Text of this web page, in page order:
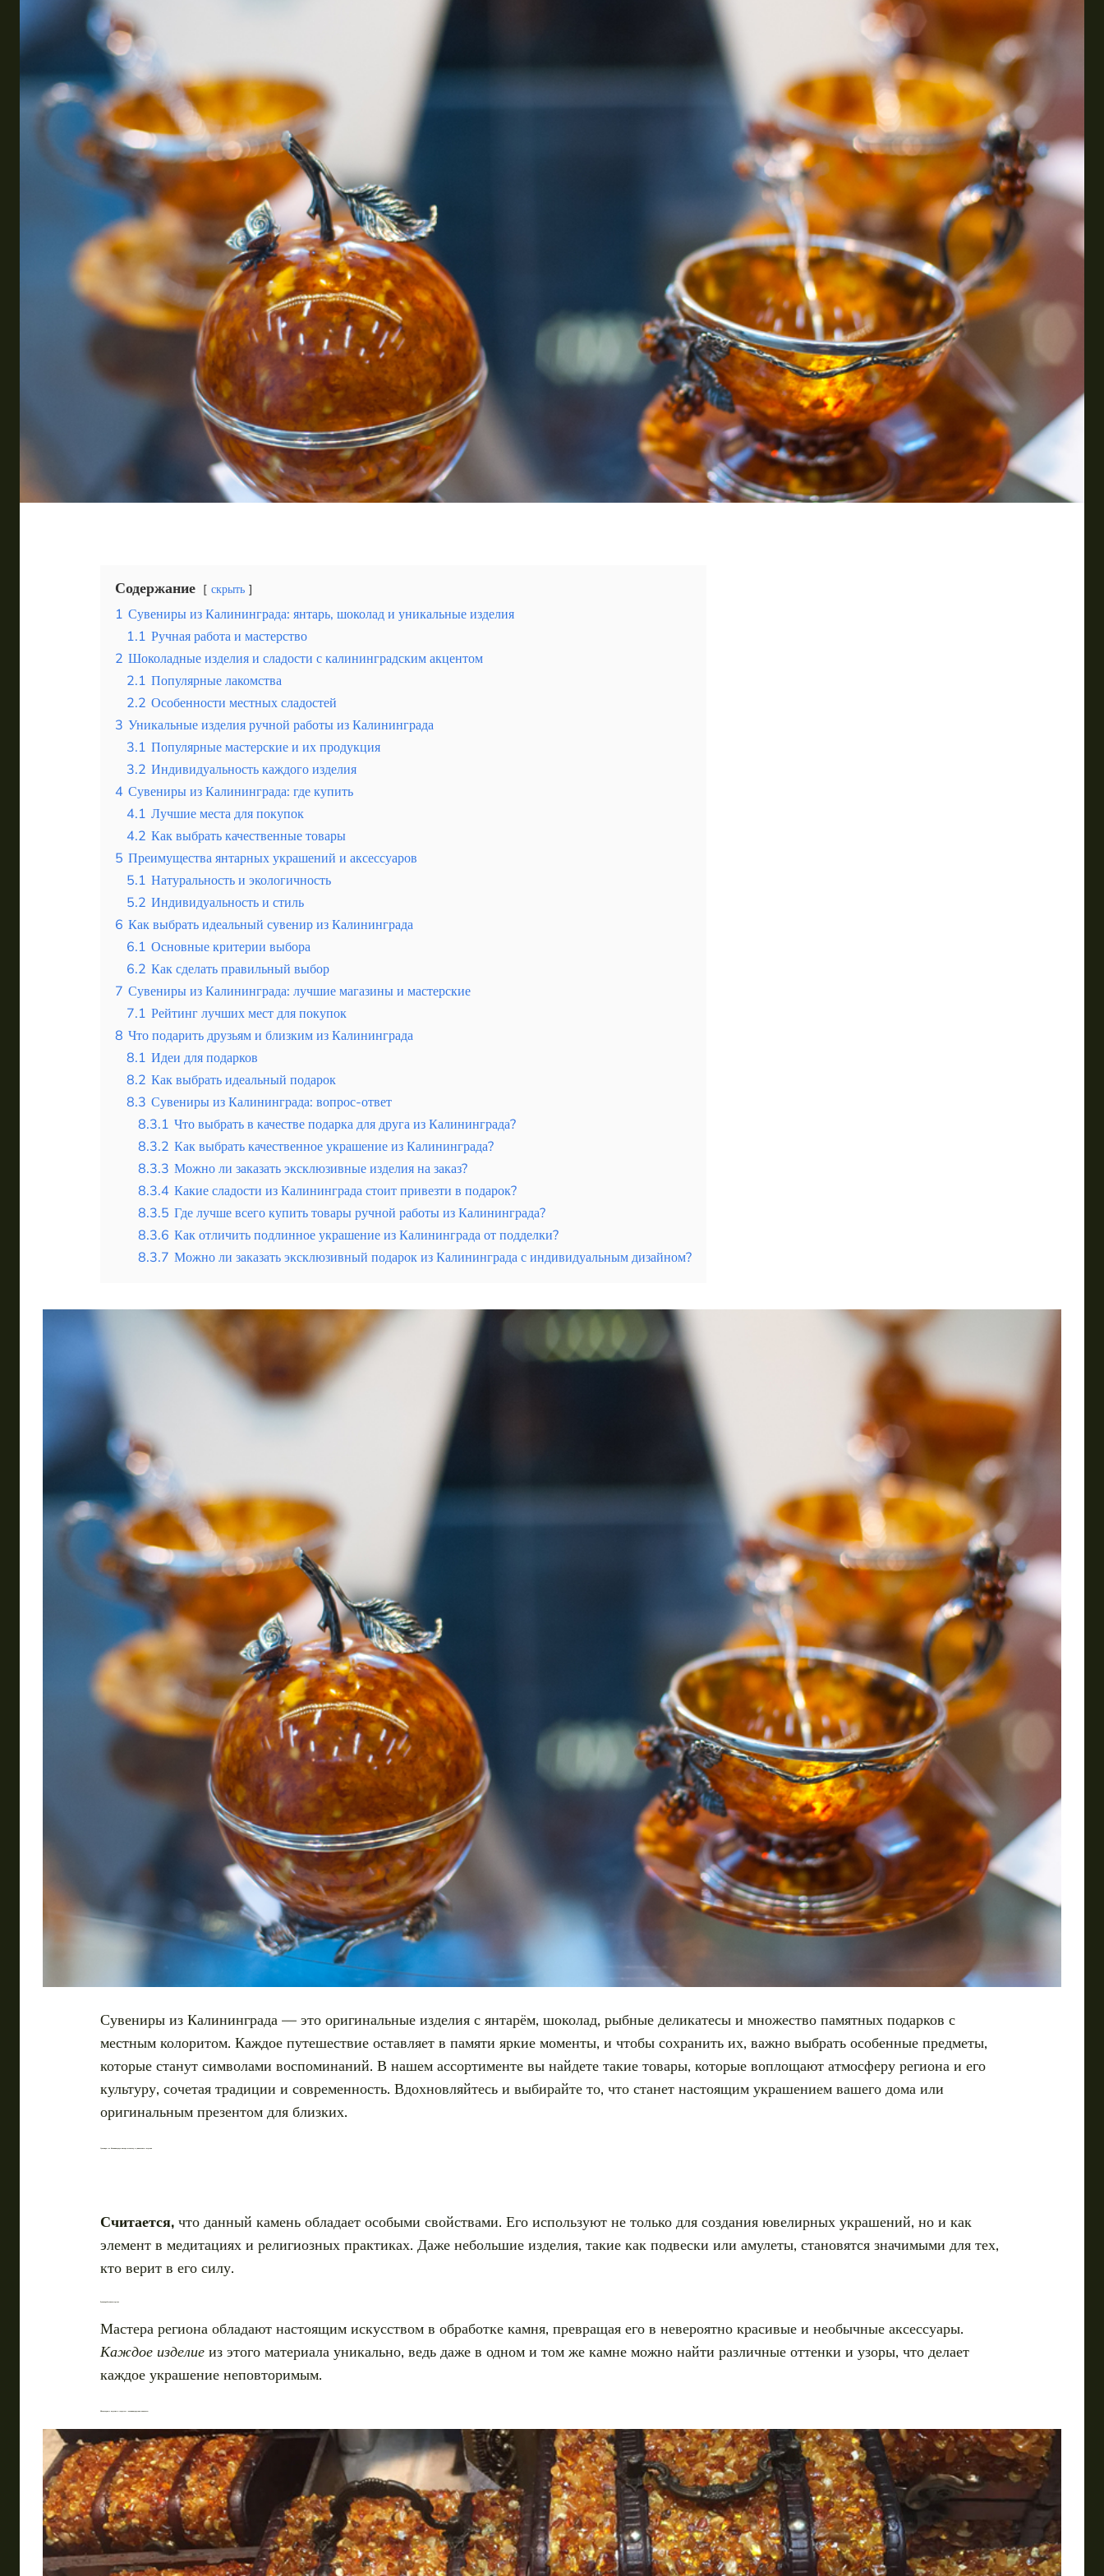
Эквадор
Топ мест отдыха
Анапа
Алтай
Кавказские Минеральные Воды
Калининград
Крым
Сочи
Египет
ОАЭ
Таиланд
Горы
Уютный отдых в Калининграде зимой в атмосфере Балтийского стиля
Содержание скрыть
1 Сувениры из Калининграда: янтарь, шоколад и уникальные изделия
1.1 Ручная работа и мастерство
2 Шоколадные изделия и сладости с калининградским акцентом
2.1 Популярные лакомства
2.2 Особенности местных сладостей
3 Уникальные изделия ручной работы из Калининграда
3.1 Популярные мастерские и их продукция
3.2 Индивидуальность каждого изделия
4 Сувениры из Калининграда: где купить
4.1 Лучшие места для покупок
4.2 Как выбрать качественные товары
5 Преимущества янтарных украшений и аксессуаров
5.1 Натуральность и экологичность
5.2 Индивидуальность и стиль
6 Как выбрать идеальный сувенир из Калининграда
6.1 Основные критерии выбора
6.2 Как сделать правильный выбор
7 Сувениры из Калининграда: лучшие магазины и мастерские
7.1 Рейтинг лучших мест для покупок
8 Что подарить друзьям и близким из Калининграда
8.1 Идеи для подарков
8.2 Как выбрать идеальный подарок
8.3 Сувениры из Калининграда: вопрос-ответ
8.3.1 Что выбрать в качестве подарка для друга из Калининграда?
8.3.2 Как выбрать качественное украшение из Калининграда?
8.3.3 Можно ли заказать эксклюзивные изделия на заказ?
8.3.4 Какие сладости из Калининграда стоит привезти в подарок?
8.3.5 Где лучше всего купить товары ручной работы из Калининграда?
8.3.6 Как отличить подлинное украшение из Калининграда от подделки?
8.3.7 Можно ли заказать эксклюзивный подарок из Калининграда с индивидуальным дизайном?
Сувениры из Калининграда — это оригинальные изделия с янтарём, шоколад, рыбные деликатесы и множество памятных подарков с
местным колоритом. Каждое путешествие оставляет в памяти яркие моменты, и чтобы сохранить их, важно выбрать особенные предметы,
которые станут символами воспоминаний. В нашем ассортименте вы найдете такие товары, которые воплощают атмосферу региона и его
культуру, сочетая традиции и современность. Вдохновляйтесь и выбирайте то, что станет настоящим украшением вашего дома или
оригинальным презентом для близких.
Сувениры из Калининграда: янтарь, шоколад и уникальные изделия
Считается, что данный камень обладает особыми свойствами. Его используют не только для создания ювелирных украшений, но и как
элемент в медитациях и религиозных практиках. Даже небольшие изделия, такие как подвески или амулеты, становятся значимыми для тех,
кто верит в его силу.
Ручная работа и мастерство
Мастера региона обладают настоящим искусством в обработке камня, превращая его в невероятно красивые и необычные аксессуары.
Каждое изделие из этого материала уникально, ведь даже в одном и том же камне можно найти различные оттенки и узоры, что делает
каждое украшение неповторимым.
Шоколадные изделия и сладости с калининградским акцентом